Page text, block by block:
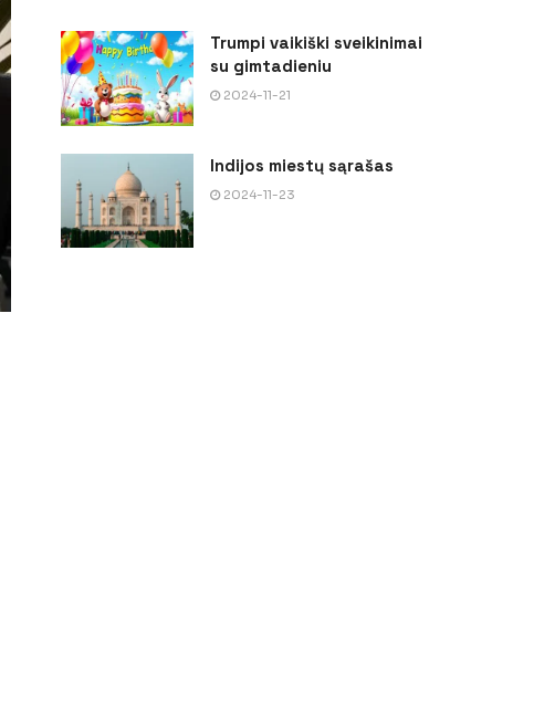
Trumpi vaikiški sveikinimai
su gimtadieniu
2024-11-21
Indijos miestų sąrašas
2024-11-23